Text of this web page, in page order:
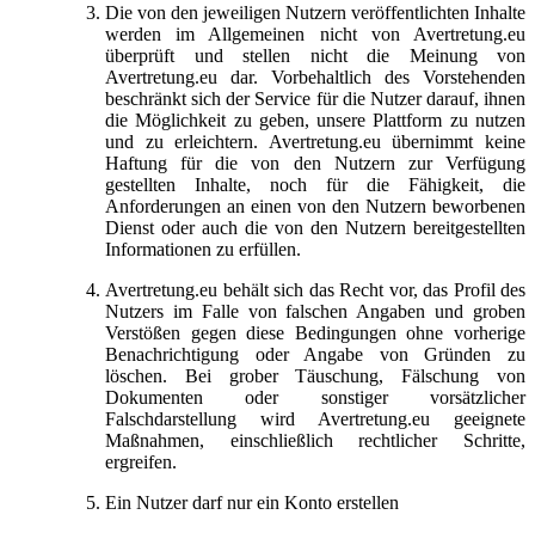
Die von den jeweiligen Nutzern veröffentlichten Inhalte
werden im Allgemeinen nicht von Avertretung.eu
überprüft und stellen nicht die Meinung von
Avertretung.eu dar. Vorbehaltlich des Vorstehenden
beschränkt sich der Service für die Nutzer darauf, ihnen
die Möglichkeit zu geben, unsere Plattform zu nutzen
und zu erleichtern. Avertretung.eu übernimmt keine
Haftung für die von den Nutzern zur Verfügung
gestellten Inhalte, noch für die Fähigkeit, die
Anforderungen an einen von den Nutzern beworbenen
Dienst oder auch die von den Nutzern bereitgestellten
Informationen zu erfüllen.
Avertretung.eu behält sich das Recht vor, das Profil des
Nutzers im Falle von falschen Angaben und groben
Verstößen gegen diese Bedingungen ohne vorherige
Benachrichtigung oder Angabe von Gründen zu
löschen. Bei grober Täuschung, Fälschung von
Dokumenten oder sonstiger vorsätzlicher
Falschdarstellung wird Avertretung.eu geeignete
Maßnahmen, einschließlich rechtlicher Schritte,
ergreifen.
Ein Nutzer darf nur ein Konto erstellen